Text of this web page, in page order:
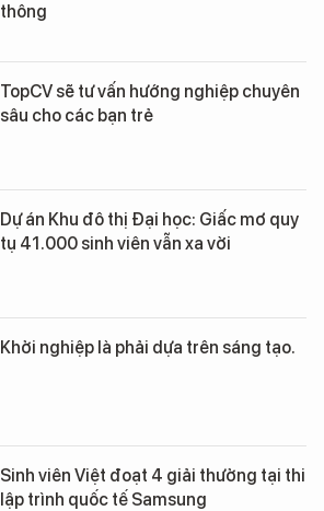
thông
TopCV sẽ tư vấn hướng nghiệp chuyên
sâu cho các bạn trẻ
Dự án Khu đô thị Đại học: Giấc mơ quy
tụ 41.000 sinh viên vẫn xa vời
Khởi nghiệp là phải dựa trên sáng tạo.
Sinh viên Việt đoạt 4 giải thưởng tại thi
lập trình quốc tế Samsung